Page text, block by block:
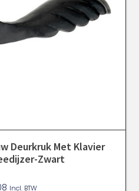
Deurkruk Met Klavier
Zwart
Incl. BTW